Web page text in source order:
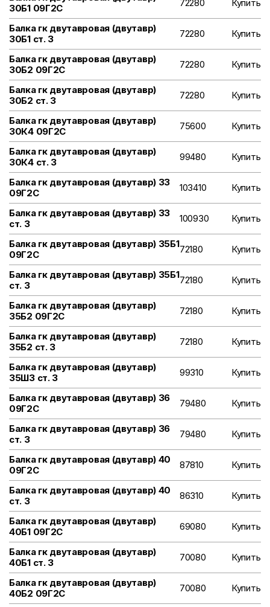
30Б1 09Г2С
72280 Купить
Балка гк двутавровая (двутавр)
30Б1 ст. 3
72280 Купить
Балка гк двутавровая (двутавр)
30Б2 09Г2С
72280 Купить
Балка гк двутавровая (двутавр)
30Б2 ст. 3
72280 Купить
Балка гк двутавровая (двутавр)
30К4 09Г2С
75600 Купить
Балка гк двутавровая (двутавр)
30К4 ст. 3
99480 Купить
Балка гк двутавровая (двутавр) 33
09Г2С
103410 Купить
Балка гк двутавровая (двутавр) 33
ст. 3
100930 Купить
Балка гк двутавровая (двутавр) 35Б1
09Г2С
72180 Купить
Балка гк двутавровая (двутавр) 35Б1
ст. 3
72180 Купить
Балка гк двутавровая (двутавр)
35Б2 09Г2С
72180 Купить
Балка гк двутавровая (двутавр)
35Б2 ст. 3
72180 Купить
Балка гк двутавровая (двутавр)
35Ш3 ст. 3
99310 Купить
Балка гк двутавровая (двутавр) 36
09Г2С
79480 Купить
Балка гк двутавровая (двутавр) 36
ст. 3
79480 Купить
Балка гк двутавровая (двутавр) 40
09Г2С
87810 Купить
Балка гк двутавровая (двутавр) 40
ст. 3
86310 Купить
Балка гк двутавровая (двутавр)
40Б1 09Г2С
69080 Купить
Балка гк двутавровая (двутавр)
40Б1 ст. 3
70080 Купить
Балка гк двутавровая (двутавр)
40Б2 09Г2С
70080 Купить